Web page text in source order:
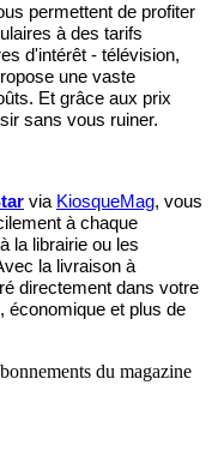
permettent de profiter
à des tarifs
d'intérêt - télévision,
une vaste
Et grâce aux prix
sans vous ruiner.
via KiosqueMag, vous
à chaque
la librairie ou les
la livraison à
directement dans votre
économique et plus de
du magazine